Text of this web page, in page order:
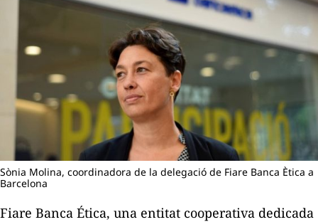
Sònia Molina, coordinadora de la delegació de Fiare Banca Ètica a
Barcelona
Fiare Banca Ética, una entitat cooperativa dedicada